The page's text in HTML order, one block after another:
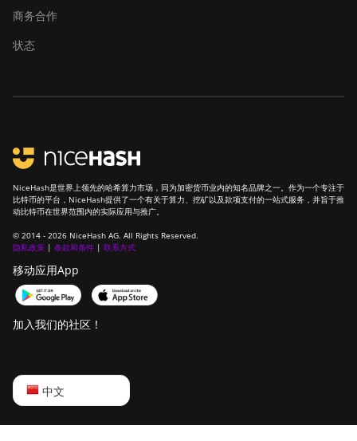
商务合作
状态
NiceHash是世界上领先的哈希算力市场，同为加密货币业内的知名品牌之一。作为一个专注于
比特币的平台，NiceHash提供了一个有关于算力、挖矿以及款项支付的一站式服务，并旨于推
动比特币在世界范围内的实际应用与推广。
© 2014 - 2026 NiceHash AG. All Rights Reserved.
隐私政策 | 条款和条件 | 联系方式
移动应用App
加入我们的社区！
中文
English